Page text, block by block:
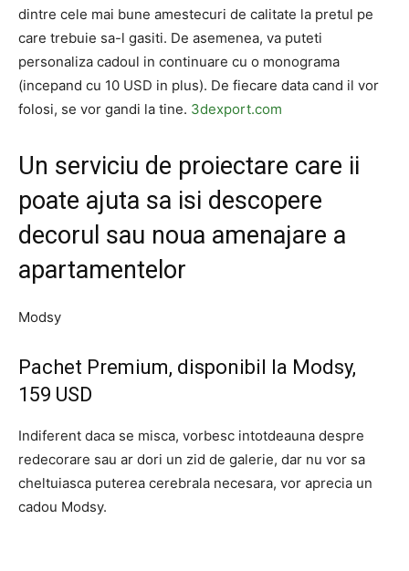
dintre cele mai bune amestecuri de calitate la pretul pe
care trebuie sa-l gasiti. De asemenea, va puteti
personaliza cadoul in continuare cu o monograma
(incepand cu 10 USD in plus). De fiecare data cand il vor
folosi, se vor gandi la tine. 3dexport.com
Un serviciu de proiectare care ii
poate ajuta sa isi descopere
decorul sau noua amenajare a
apartamentelor
Modsy
Pachet Premium, disponibil la Modsy,
159 USD
Indiferent daca se misca, vorbesc intotdeauna despre
redecorare sau ar dori un zid de galerie, dar nu vor sa
cheltuiasca puterea cerebrala necesara, vor aprecia un
cadou Modsy.